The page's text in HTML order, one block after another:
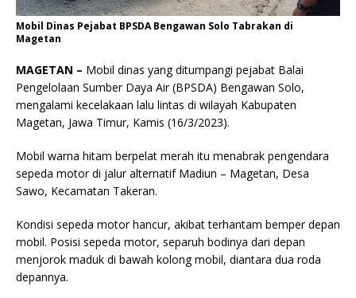
Mobil Dinas Pejabat BPSDA Bengawan Solo Tabrakan di
Magetan
MAGETAN – Mobil dinas yang ditumpangi pejabat Balai
Pengelolaan Sumber Daya Air (BPSDA) Bengawan Solo,
mengalami kecelakaan lalu lintas di wilayah Kabupaten
Magetan, Jawa Timur, Kamis (16/3/2023).
Mobil warna hitam berpelat merah itu menabrak pengendara
sepeda motor di jalur alternatif Madiun – Magetan, Desa
Sawo, Kecamatan Takeran.
Kondisi sepeda motor hancur, akibat terhantam bemper depan
mobil. Posisi sepeda motor, separuh bodinya dari depan
menjorok maduk di bawah kolong mobil, diantara dua roda
depannya.